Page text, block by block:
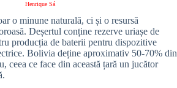
Henrique Sá
o minune naturală, ci și o resursă
Deșertul conține rezerve uriașe de
producția de baterii pentru dispozitive
Bolivia deține aproximativ 50-70% din
ceea ce face din această țară un jucător